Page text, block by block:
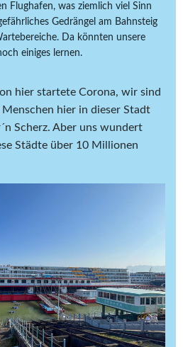
Flughafen, was ziemlich viel Sinn
Gedrängel am Bahnsteig
Da könnten unsere
einiges lernen.
hier startete Corona, wir sind
hier in dieser Stadt
Scherz. Aber uns wundert
Städte über 10 Millionen